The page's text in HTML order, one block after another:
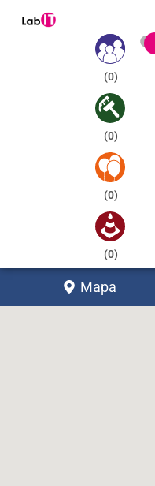
(0)
(0)
(0)
(0)
Mapa